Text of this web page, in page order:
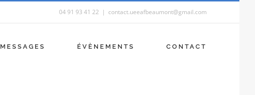
04 91 93 41 22 | contact.ueeafbeaumont@gmail.com
MESSAGES ÉVÈNEMENTS CONTACT